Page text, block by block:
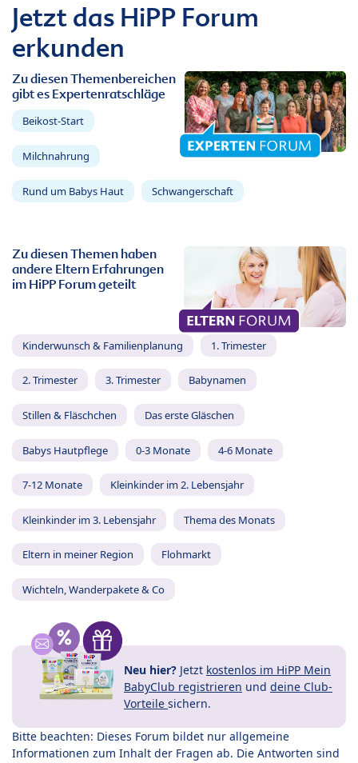
Jetzt das HiPP Forum
erkunden
Zu diesen Themenbereichen
gibt es Expertenratschläge
Beikost-Start
Milchnahrung
Rund um Babys Haut Schwangerschaft
Zu diesen Themen haben
andere Eltern Erfahrungen
im HiPP Forum geteilt
Kinderwunsch & Familienplanung 1. Trimester
2. Trimester 3. Trimester Babynamen
Stillen & Fläschchen Das erste Gläschen
Babys Hautpflege 0-3 Monate 4-6 Monate
7-12 Monate Kleinkinder im 2. Lebensjahr
Kleinkinder im 3. Lebensjahr Thema des Monats
Eltern in meiner Region Flohmarkt
Wichteln, Wanderpakete & Co
Neu hier? Jetzt kostenlos im HiPP Mein
BabyClub registrieren und deine Club-
Vorteile sichern.
Bitte beachten: Dieses Forum bildet nur allgemeine
Informationen zum Inhalt der Fragen ab. Die Antworten sind